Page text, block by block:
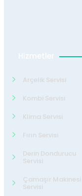
Hizmetler
Arçelik Servisi
Kombi Servisi
Klima Servisi
Fırın Servisi
Derin Dondurucu
Servisi
Çamaşır Makinesi
Servisi